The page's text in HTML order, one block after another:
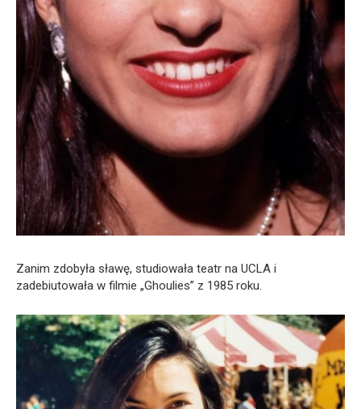
Zanim zdobyła sławę, studiowała teatr na UCLA i
zadebiutowała w filmie „Ghoulies” z 1985 roku.